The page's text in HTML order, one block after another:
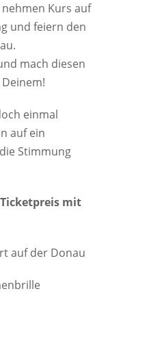
Kurs auf
und feiern den
mach diesen
einmal
auf ein
Stimmung
mit
auf der Donau